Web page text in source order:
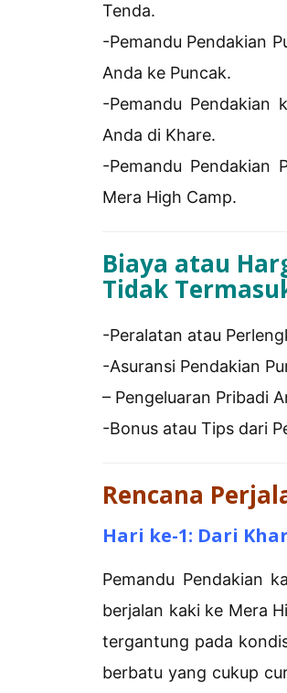
Tenda.
-Pemandu Pendakian
Anda ke Puncak.
-Pemandu Pendakian
Anda di Khare.
-Pemandu Pendakian
Mera High Camp.
Biaya atau
Tidak
-Peralatan atau
-Asuransi Pendakian
– Pengeluaran Pribadi
-Bonus atau Tips dari
Rencana
Hari ke-1: Dari
Pemandu Pendakian
berjalan kaki ke Mera
tergantung pada
berbatu yang cukup